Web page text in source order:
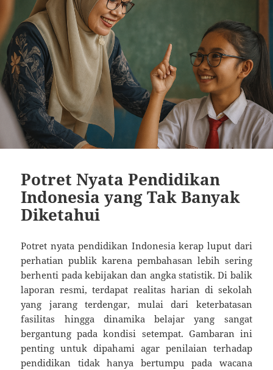
Potret Nyata Pendidikan
Indonesia yang Tak Banyak
Diketahui
Potret nyata pendidikan Indonesia kerap luput dari
perhatian publik karena pembahasan lebih sering
berhenti pada kebijakan dan angka statistik. Di balik
laporan resmi, terdapat realitas harian di sekolah
yang jarang terdengar, mulai dari keterbatasan
fasilitas hingga dinamika belajar yang sangat
bergantung pada kondisi setempat. Gambaran ini
penting untuk dipahami agar penilaian terhadap
pendidikan tidak hanya bertumpu pada wacana